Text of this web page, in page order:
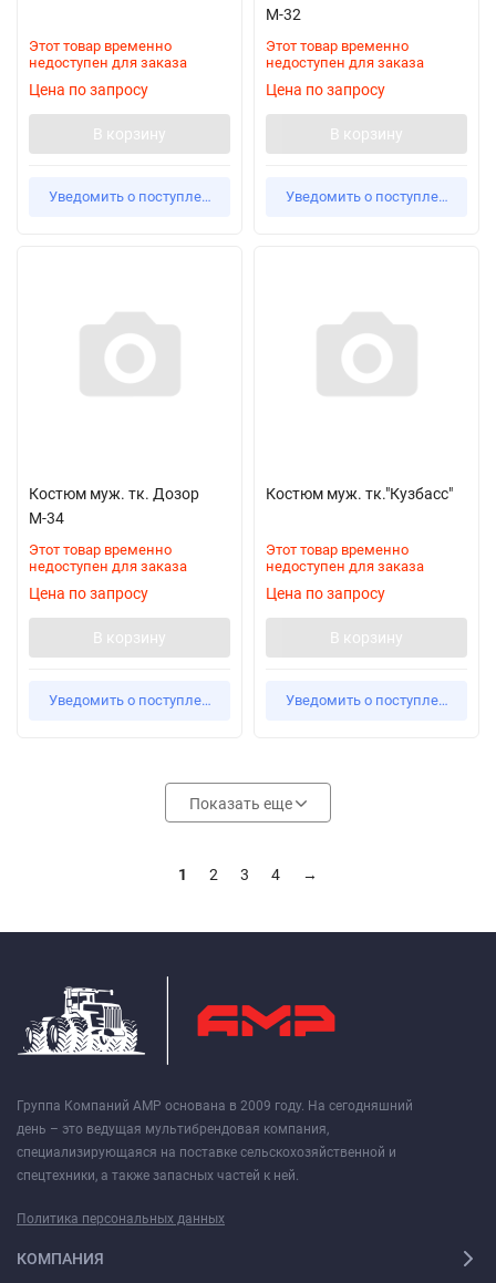
Этот товар временно
недоступен для заказа
Цена по запросу
В корзину
Уведомить о поступлении
М-32
Этот товар временно
недоступен для заказа
Цена по запросу
В корзину
Уведомить о поступлении
Костюм муж. тк. Дозор
М-34
Этот товар временно
недоступен для заказа
Цена по запросу
В корзину
Уведомить о поступлении
Костюм муж. тк."Кузбасс"
Этот товар временно
недоступен для заказа
Цена по запросу
В корзину
Уведомить о поступлении
Показать еще
1 2 3 4 →
Группа Компаний АМР основана в 2009 году. На сегодняшний
день – это ведущая мультибрендовая компания,
специализирующаяся на поставке сельскохозяйственной и
спецтехники, а также запасных частей к ней.
Политика персональных данных
КОМПАНИЯ